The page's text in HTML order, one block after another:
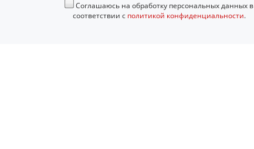
Соглашаюсь на обработку персональных данных в
соответствии с политикой конфиденциальности.